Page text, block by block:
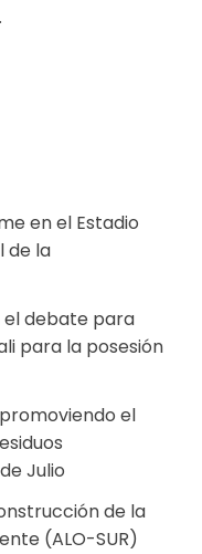
en el Estadio
de la
el debate para
para la posesión
el
Julio
de la
(ALO-SUR)